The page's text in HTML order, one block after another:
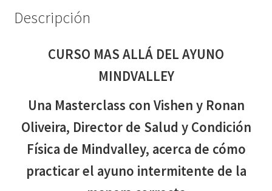
Descripción
CURSO MAS ALLÁ DEL AYUNO
MINDVALLEY
Una Masterclass con Vishen y Ronan
Oliveira, Director de Salud y Condición
Física de Mindvalley, acerca de cómo
practicar el ayuno intermitente de la